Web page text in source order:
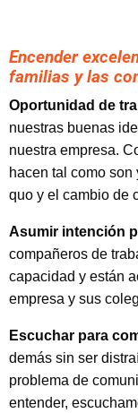
Encender
familias y las
Oportunidad de
nuestras buenas
nuestra empresa.
hacen tal como
quo y el cambio de
Asumir intención
compañeros de
capacidad y están
empresa y sus
Escuchar para
demás sin ser
problema de
entender,